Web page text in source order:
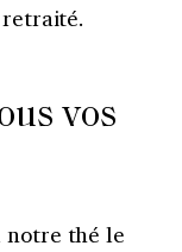
vos
notre thé le